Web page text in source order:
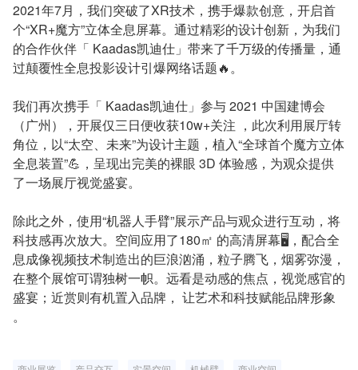
2021年7月，我们突破了XR技术，携手爆款创意，开启首
个“XR+魔方”立体全息屏幕。通过精彩的设计创新，为我们
的合作伙伴「 Kaadas凯迪仕」带来了千万级的传播量，通
过颠覆性全息投影设计引爆网络话题🔥。
我们再次携手「 Kaadas凯迪仕」参与 2021 中国建博会
（广州），开展仅三日便收获10w+关注 ，此次利用展厅转
角位，以“太空、未来”为设计主题，植入“全球首个魔方立体
全息装置”💪，呈现出完美的裸眼 3D 体验感，为观众提供
了一场展厅视觉盛宴。
除此之外，使用“机器人手臂”展示产品与观众进行互动，将
科技感再次放大。空间应用了180㎡ 的高清屏幕🖥️，配合全
息成像视频技术制造出的巨浪汹涌，粒子腾飞，烟雾弥漫，
在整个展馆可谓独树一帜。远看是动感的焦点，视觉感官的
盛宴；近赏则有机置入品牌， 让艺术和科技赋能品牌形象
。